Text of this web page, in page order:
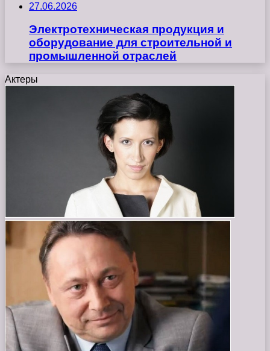
27.06.2026
Электротехническая продукция и
оборудование для строительной и
промышленной отраслей
Актеры